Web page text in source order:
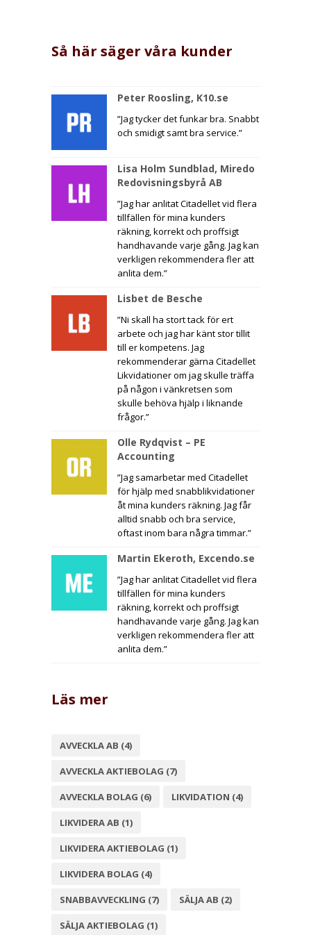
Så här säger våra kunder
Peter Roosling, K10.se
”Jag tycker det funkar bra. Snabbt
och smidigt samt bra service.”
Lisa Holm Sundblad, Miredo
Redovisningsbyrå AB
”Jag har anlitat Citadellet vid flera
tillfällen för mina kunders
räkning, korrekt och proffsigt
handhavande varje gång. Jag kan
verkligen rekommendera fler att
anlita dem.”
Lisbet de Besche
”Ni skall ha stort tack för ert
arbete och jag har känt stor tillit
till er kompetens. Jag
rekommenderar gärna Citadellet
Likvidationer om jag skulle träffa
på någon i vänkretsen som
skulle behöva hjälp i liknande
frågor.”
Olle Rydqvist – PE
Accounting
”Jag samarbetar med Citadellet
för hjälp med snabblikvidationer
åt mina kunders räkning. Jag får
alltid snabb och bra service,
oftast inom bara några timmar.”
Martin Ekeroth, Excendo.se
”Jag har anlitat Citadellet vid flera
tillfällen för mina kunders
räkning, korrekt och proffsigt
handhavande varje gång. Jag kan
verkligen rekommendera fler att
anlita dem.”
Läs mer
AVVECKLA AB (4)
AVVECKLA AKTIEBOLAG (7)
AVVECKLA BOLAG (6) LIKVIDATION (4)
LIKVIDERA AB (1)
LIKVIDERA AKTIEBOLAG (1)
LIKVIDERA BOLAG (4)
SNABBAVVECKLING (7) SÄLJA AB (2)
SÄLJA AKTIEBOLAG (1)